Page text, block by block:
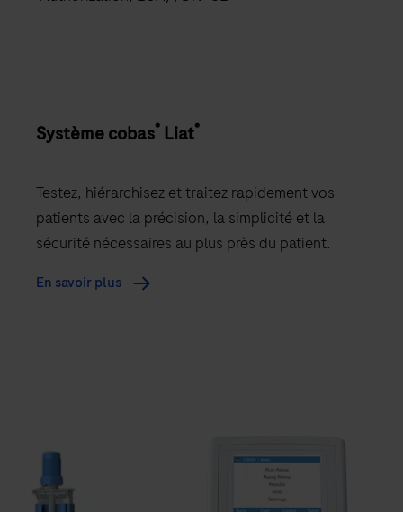
Système cobas® Liat®
Testez, hiérarchisez et traitez rapidement vos
patients avec la précision, la simplicité et la
sécurité nécessaires au plus près du patient.
En savoir plus